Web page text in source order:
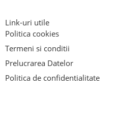
Link-uri utile
Politica cookies
Termeni si conditii
Prelucrarea Datelor
Politica de confidentialitate